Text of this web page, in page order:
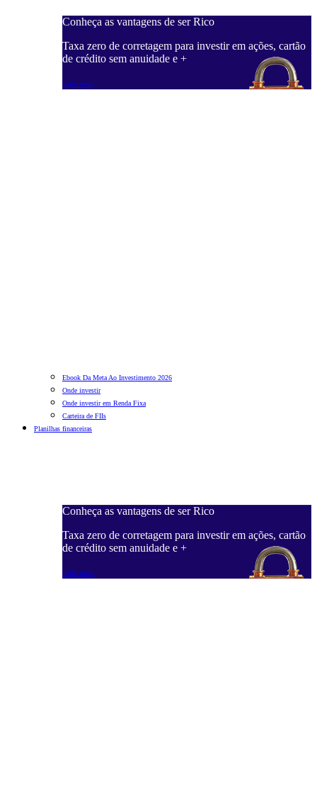
Conheça as vantagens de ser Rico
Taxa zero de corretagem para investir em ações, cartão
de crédito sem anuidade e +
Saiba mais
Ebook Da Meta Ao Investimento 2026
Onde investir
Onde investir em Renda Fixa
Carteira de FIIs
Planilhas financeiras
Conheça as vantagens de ser Rico
Taxa zero de corretagem para investir em ações, cartão
de crédito sem anuidade e +
Saiba mais